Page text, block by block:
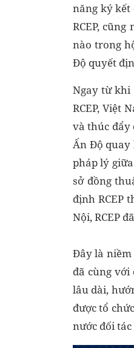
năng ký kết
RCEP,
nào trong
Độ quyết
Ngay từ khi
RCEP, Việt
và thúc đẩy
Ấn Độ quay
pháp lý
sở đồng
định RCEP
Nội, RCEP
Đây là niềm
đã cùng
lâu dài,
được tổ
nước đối